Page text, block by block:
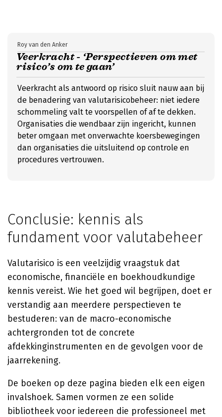
Veerkracht - ‘Perspectieven om met
risico’s om te gaan’
Roy van den Anker
Veerkracht als antwoord op risico sluit nauw aan bij
de benadering van valutarisicobeheer: niet iedere
schommeling valt te voorspellen of af te dekken.
Organisaties die wendbaar zijn ingericht, kunnen
beter omgaan met onverwachte koersbewegingen
dan organisaties die uitsluitend op controle en
procedures vertrouwen.
Conclusie: kennis als
fundament voor valutabeheer
Valutarisico is een veelzijdig vraagstuk dat
economische, financiële en boekhoudkundige
kennis vereist. Wie het goed wil begrijpen, doet er
verstandig aan meerdere perspectieven te
bestuderen: van de macro-economische
achtergronden tot de concrete
afdekkinginstrumenten en de gevolgen voor de
jaarrekening.
De boeken op deze pagina bieden elk een eigen
invalshoek. Samen vormen ze een solide
bibliotheek voor iedereen die professioneel met